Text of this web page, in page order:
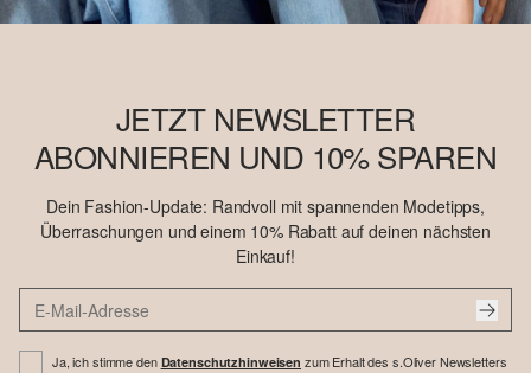
JETZT NEWSLETTER
ABONNIEREN UND 10% SPAREN
Dein Fashion-Update: Randvoll mit spannenden Modetipps,
Überraschungen und einem 10% Rabatt auf deinen nächsten
Einkauf!
Ja, ich stimme den Datenschutzhinweisen zum Erhalt des s.Oliver Newsletters